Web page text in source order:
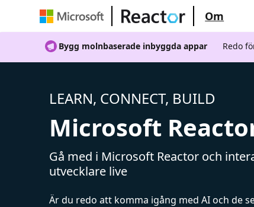
Om
Bygg molnbaserade inbyggda appar Redo
LEARN, CONNECT, BUILD
Microsoft
Gå med i Microsoft Reactor och
utvecklare live
Är du redo att komma igång med AI och de